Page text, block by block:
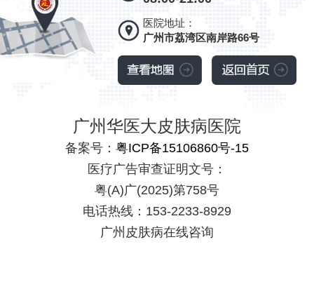
医院地址：
广州市荔湾区南岸路66号
广州华医大皮肤病医院
备案号： 粤ICP备15106860号-15
医疗广告审查证明文号：
粤(A)广(2025)第758号
电话热线：153-2233-8929
广州皮肤病在线咨询